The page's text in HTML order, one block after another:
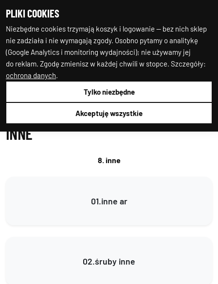
PLIKI COOKIES
Niezbędne cookies trzymają koszyk i logowanie — bez nich sklep
nie zadziała i nie wymagają zgody. Osobno pytamy o analitykę
(Google Analytics i monitoring wydajności); nie używamy jej
do reklam. Zgodę zmienisz w każdej chwili w stopce. Szczegóły:
ochrona danych.
Tylko niezbędne
Akceptuję wszystkie
Branża Inne
INNE
8. inne
01.inne ar
02.śruby inne